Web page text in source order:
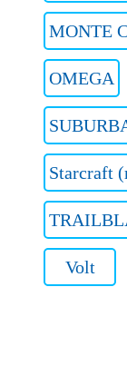
MONTE
OMEGA
Starcraft
Volt